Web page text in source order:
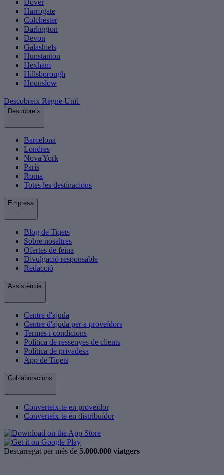
Dover
Harrogate
Colchester
Darlington
Devon
Galashiels
Hunstanton
Hexham
Hillsborough
Hounslow
Descobreix Regne Unit
Descobreix
Barcelona
Londres
Nova York
París
Roma
Totes les destinacions
Empresa
Blog de Tiqets
Sobre nosaltres
Ofertes de feina
Divulgació responsable
Redacció
Assistència
Centre d'ajuda
Centre d'ajuda per a proveïdors
Termes i condicions
Política de ressenyes de clients
Política de privadesa
App de Tiqets
Col·laboracions
Converteix-te en proveïdor
Converteix-te en distribuïdor
Descarregat per més de 5.000.000 viatgers